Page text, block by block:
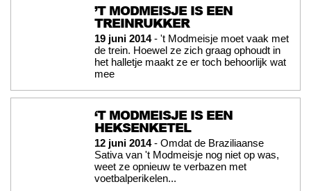
’T MODMEISJE IS EEN
TREINRUKKER
19 juni 2014- 't Modmeisje moet vaak met
de trein. Hoewel ze zich graag ophoudt in
het halletje maakt ze er toch behoorlijk wat
mee
‘T MODMEISJE IS EEN
HEKSENKETEL
12 juni 2014- Omdat de Braziliaanse
Sativa van 't Modmeisje nog niet op was,
weet ze opnieuw te verbazen met
voetbalperikelen...